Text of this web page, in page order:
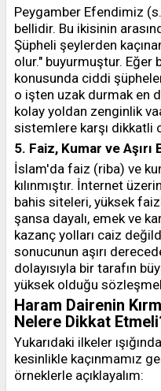
Peygamber Efendimiz
bellidir. Bu ikisinin
Şüpheli şeylerden
olur." buyurmuştur. Eğer
konusunda ciddi
o işten uzak durmak en
kolay yoldan zenginlik
sistemlere karşı dikkatli
5. Faiz, Kumar ve
İslam'da faiz (riba) ve
kılınmıştır. İnternet
bahis siteleri, yüksek
şansa dayalı, emek ve
kazanç yolları caiz
sonucunun aşırı
dolayısıyla bir tarafın
yüksek olduğu
Haram Dairenin
Nelere Dikkat
Yukarıdaki ilkeler
kesinlikle kaçınmamız
örneklerle açıklayalım: